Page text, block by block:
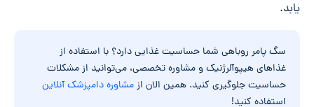
یابد.
سگ پامر روباهی شما حساسیت غذایی دارد؟ با استفاده از
غذاهای هیپوآلرژنیک و مشاوره تخصصی، می‌توانید از مشکلات
حساسیت جلوگیری کنید. همین الان ازمشاوره دامپزشک آنلاین
استفاده کنید!